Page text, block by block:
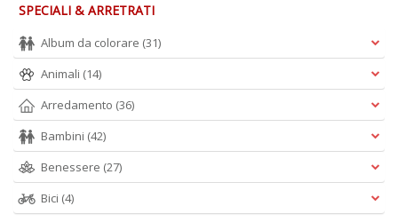
SPECIALI & ARRETRATI
Album da colorare (31)
Animali (14)
Arredamento (36)
Bambini (42)
Benessere (27)
Bici (4)